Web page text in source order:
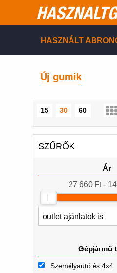
HASZNÁLT
Új gumik
15 30 60
SZŰRŐK
Ár
27 660 Ft -
Gépjármű
Személyautó és 4x4